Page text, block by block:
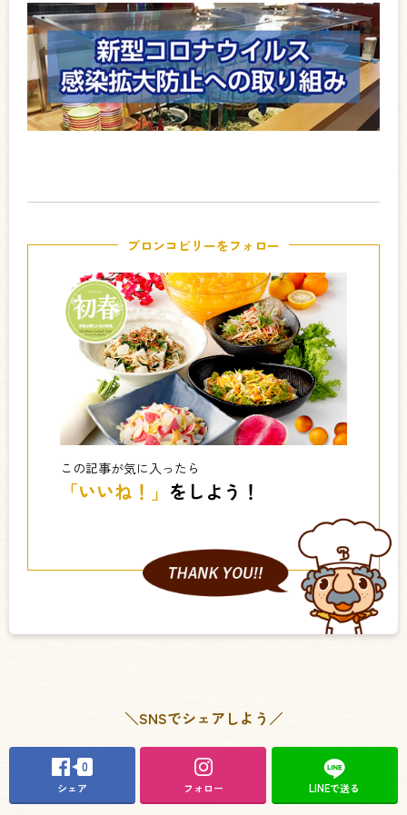
ブロンコビリーをフォロー
この記事が気に入ったら
「いいね！」 をしよう！
＼SNSでシェアしよう／
0
シェア フォロー LINEで送る